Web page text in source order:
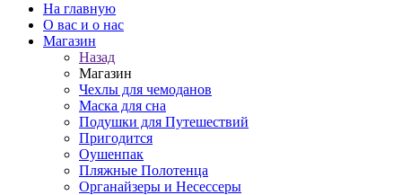
На главную
О вас и о нас
Магазин
Назад
Магазин
Чехлы для чемоданов
Маска для сна
Подушки для Путешествий
Пригодится
Оушенпак
Пляжные Полотенца
Органайзеры и Несессеры